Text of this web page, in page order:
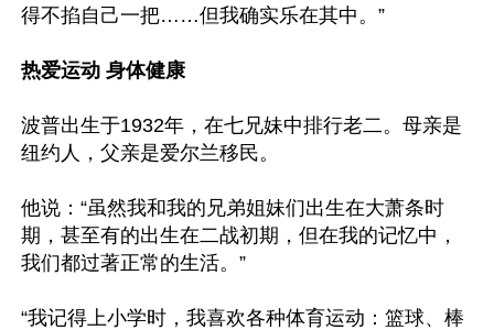
得不掐自己一把……但我确实乐在其中。”
热爱运动 身体健康
波普出生于1932年，在七兄妹中排行老二。母亲是
纽约人，父亲是爱尔兰移民。
他说：“虽然我和我的兄弟姐妹们出生在大萧条时
期，甚至有的出生在二战初期，但在我的记忆中，
我们都过著正常的生活。”
“我记得上小学时，我喜欢各种体育运动：篮球、棒